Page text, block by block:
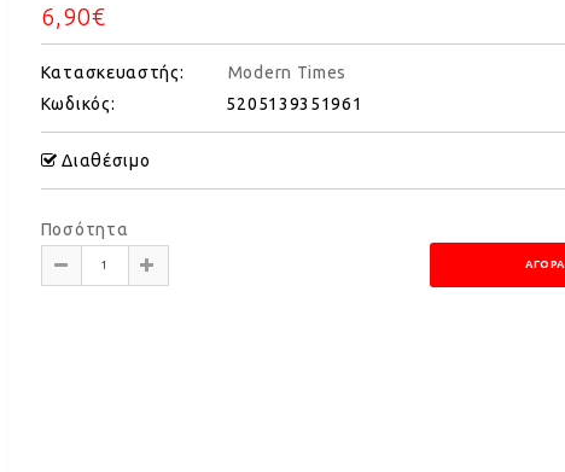
6,90€
Κατασκευαστής:
Modern Times
Κωδικός:
5205139351961
Διαθέσιμο
Ποσότητα